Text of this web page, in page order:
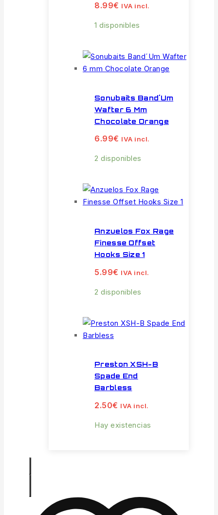
8.99€ IVA incl.
1 disponibles
Sonubaits Band´Um
Wafter 6 Mm
Chocolate Orange
6.99€ IVA incl.
2 disponibles
Anzuelos Fox Rage
Finesse Offset
Hooks Size 1
5.99€ IVA incl.
2 disponibles
Preston XSH-B
Spade End
Barbless
2.50€ IVA incl.
Hay existencias